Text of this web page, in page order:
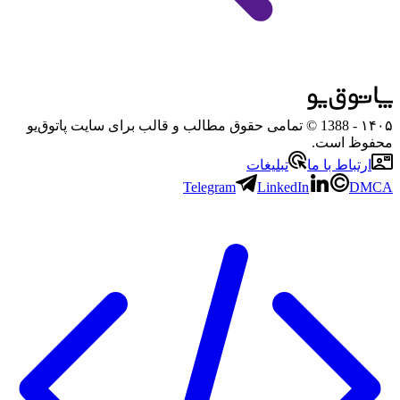
۱۴۰۵
- 1388 © تمامی حقوق مطالب و قالب برای سایت پاتوق‌یو
محفوظ است.
ارتباط با ما
تبلیغات
Telegram
LinkedIn DMCA